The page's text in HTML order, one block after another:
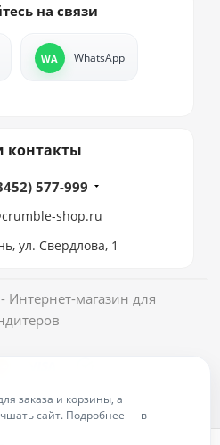
на связи
WhatsApp
577-999
shop.ru
ул. Свердлова, 1
Интернет-магазин для
заказа и корзины, а
сайт. Подробнее — в